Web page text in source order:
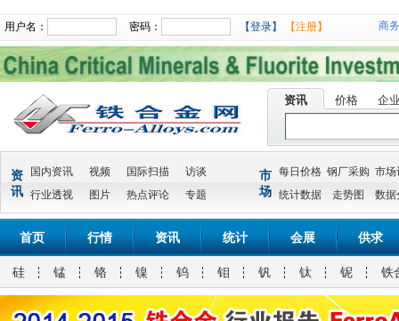
用户名： 密码： 【登录】 【注册】 商
资讯 价格 企
资
讯
国内资讯 视频 国际扫描
访谈
行业透视
图片 热点评论 专题
市
场
每日价格 钢厂采购 市场
统计数据
走势图 数据
首页 行情 资讯 统计 会展 供求
硅 锰 铬 镍 钨 钼 钒 钛 铌 铁